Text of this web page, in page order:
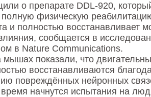
о препарате DDL-920,
полную физическую
и полностью восстанавливает
сообщается в
в Nature Communications.
показали, что
восстанавливаются
повреждённых нейронных
начнутся испытания на